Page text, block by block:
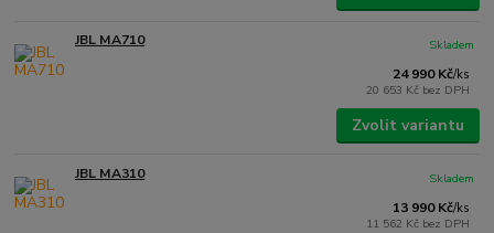
JBL MA710
24 990 Kč/ks
20 653 Kč bez DPH
Skladem
Zvolit variantu
JBL MA310
13 990 Kč/ks
11 562 Kč bez DPH
Skladem